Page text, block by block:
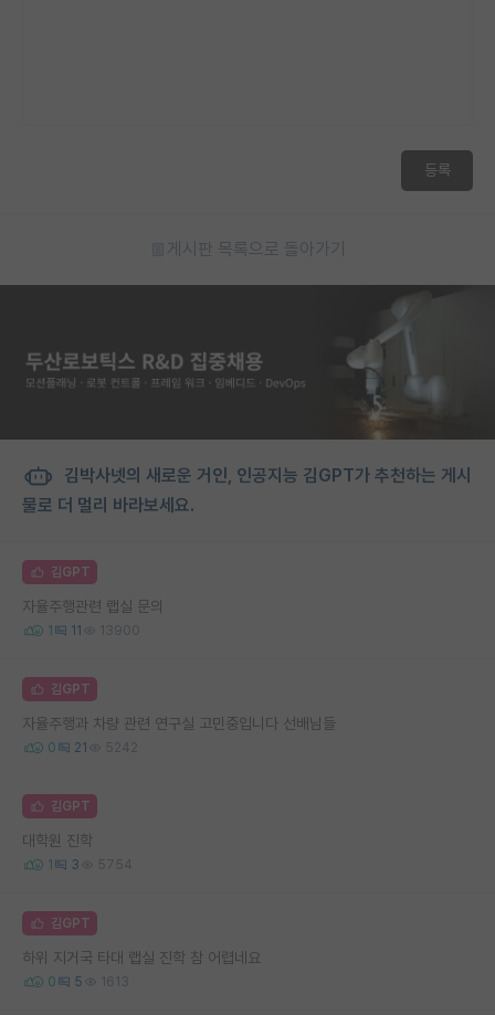
등록
게시판 목록으로 돌아가기
김박사넷의 새로운 거인, 인공지능 김GPT가 추천하는 게시
물로 더 멀리 바라보세요.
김GPT
자율주행관련 랩실 문의
1 11 13900
김GPT
자율주행과 차량 관련 연구실 고민중입니다 선배님들
0 21 5242
김GPT
대학원 진학
1 3 5754
김GPT
하위 지거국 타대 랩실 진학 참 어렵네요
0 5 1613